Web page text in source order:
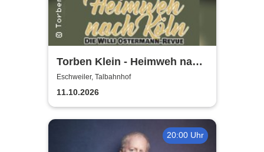
Torben Klein - Heimweh nach
Köln - die Willi Ostermann
Revue
Eschweiler, Talbahnhof
11.10.2026
20:00 Uhr